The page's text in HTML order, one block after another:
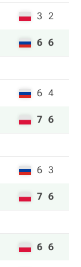
3 2
6 6
6 4
7 6
6 3
7 6
6 6